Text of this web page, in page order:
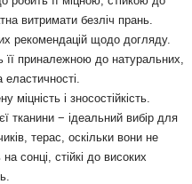
витримати безліч прань.
рекомендацій щодо догляду.
її приналежною до натуральних,
міцність і зносостійкість.
тканини − ідеальний вибір для
терас, оскільки вони не
сонці, стійкі до високих